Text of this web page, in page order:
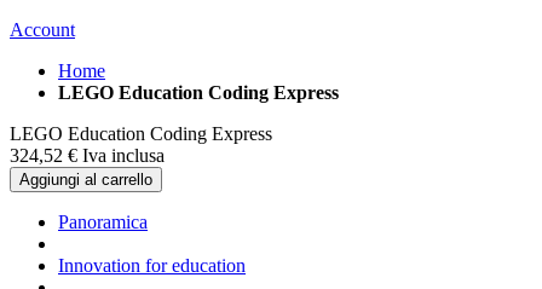
Account
Home
LEGO Education Coding Express
LEGO Education Coding Express
324,52 € Iva inclusa
Aggiungi al carrello
Panoramica
Innovation for education